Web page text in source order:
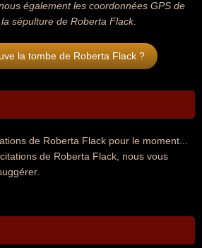
également les coordonnées GPS de
sépulture de Roberta Flack.
la tombe de Roberta Flack ?
de Roberta Flack pour le moment...
de Roberta Flack, nous vous